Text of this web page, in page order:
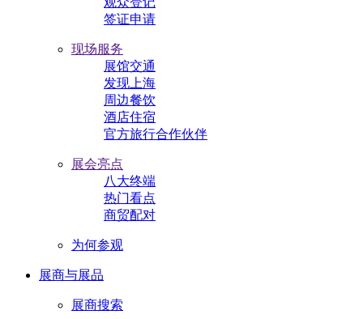
签证申请
现场服务
展馆交通
发现上海
周边餐饮
酒店住宿
官方旅行合作伙伴
展会亮点
八大终端
热门看点
商贸配对
为何参观
展商与展品
展商搜索